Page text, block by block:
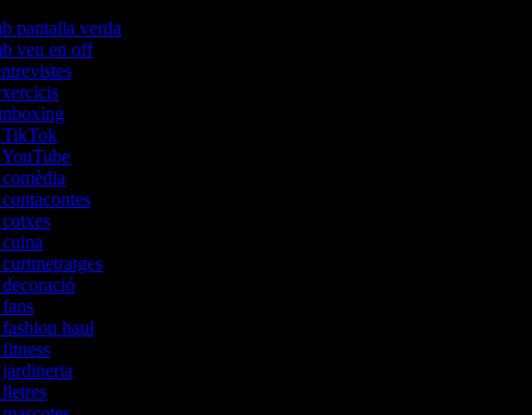
pantalla verda
veu en off
TikTok
YouTube
cotxes
cuina
decoració
fans
fashion haul
fitness
jardineria
lletres